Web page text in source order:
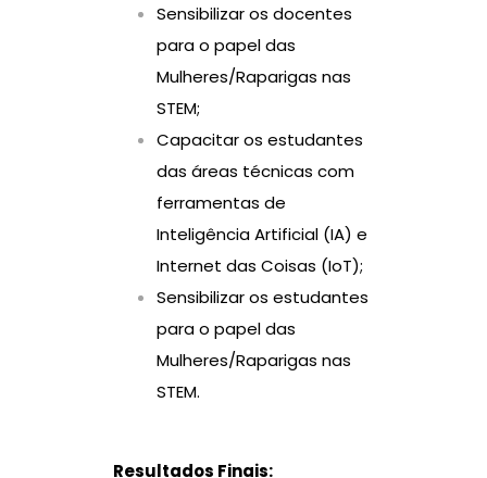
Sensibilizar os docentes
para o papel das
Mulheres/Raparigas nas
STEM;
Capacitar os estudantes
das áreas técnicas com
ferramentas de
Inteligência Artificial (IA) e
Internet das Coisas (IoT);
Sensibilizar os estudantes
para o papel das
Mulheres/Raparigas nas
STEM.
Resultados Finais: